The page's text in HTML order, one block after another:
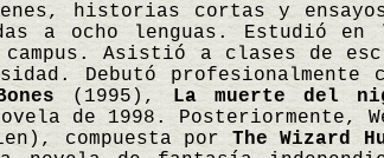
historias cortas y
a ocho lenguas. Estudió en
Asistió a clases de
Debutó profesionalmente
(1995),La muerte del
de 1998.
compuesta porThe Wizard